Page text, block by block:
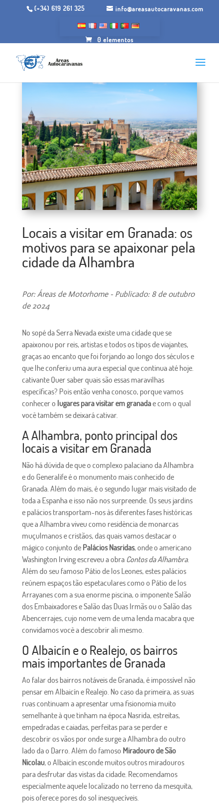
(+34) 619 261 325 info@areasautocaravanas.com
0 elementos
Locais a visitar em Granada: os
motivos para se apaixonar pela
cidade da Alhambra
Por: Áreas de Motorhome - Publicado: 8 de outubro
de 2024
No sopé da Serra Nevada existe uma cidade que se
apaixonou por reis, artistas e todos os tipos de viajantes,
graças ao encanto que foi forjando ao longo dos séculos e
que lhe conferiu uma aura especial que continua até hoje.
cativante Quer saber quais são essas maravilhas
específicas? Pois então venha conosco, porque vamos
conhecer o lugares para visitar em granadae com o qual
você também se deixará cativar.
A Alhambra, ponto principal dos
locais a visitar em Granada
Não há dúvida de que o complexo palaciano da Alhambra
e do Generalife é o monumento mais conhecido de
Granada. Além do mais, é o segundo lugar mais visitado de
toda a Espanha e isso não nos surpreende. Os seus jardins
e palácios transportam-nos às diferentes fases históricas
que a Alhambra viveu como residência de monarcas
muçulmanos e cristãos, das quais vamos destacar o
mágico conjunto de Palácios Nasridas, onde o americano
Washington Irving escreveu a obra Contos da Alhambra.
Além do seu famoso Pátio de los Leones, estes palácios
reúnem espaços tão espetaculares como o Pátio de los
Arrayanes com a sua enorme piscina, o imponente Salão
dos Embaixadores e Salão das Duas Irmãs ou o Salão das
Abencerrajes, cujo nome vem de uma lenda macabra que
convidamos você a descobrir ali mesmo.
O Albaicín e o Realejo, os bairros
mais importantes de Granada
Ao falar dos bairros notáveis ​​de Granada, é impossível não
pensar em Albaicín e Realejo. No caso da primeira, as suas
ruas continuam a apresentar uma fisionomia muito
semelhante à que tinham na época Nasrida, estreitas,
empedradas e caiadas, perfeitas para se perder e
descobrir os vãos por onde surge a Alhambra do outro
lado da o Darro. Além do famoso Miradouro de São
Nicolau, o Albaicín esconde muitos outros miradouros
para desfrutar das vistas da cidade. Recomendamos
especialmente aquele localizado no terreno da mesquita,
pois oferece pores do sol inesquecíveis.